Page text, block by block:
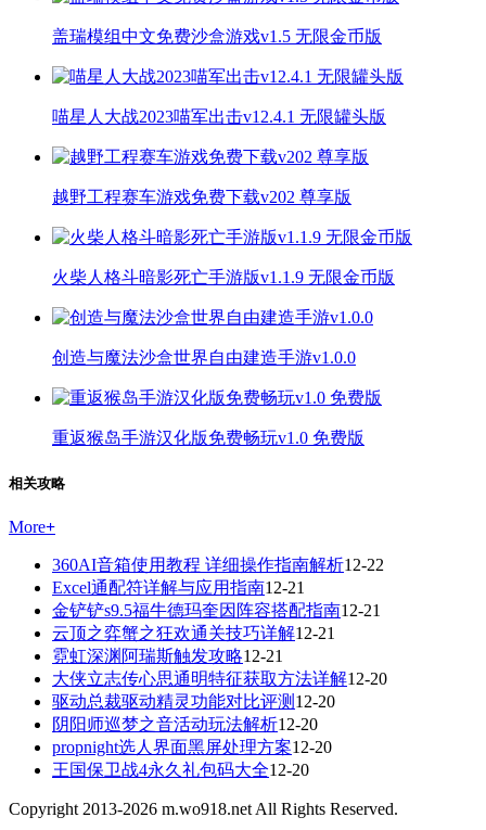
盖瑞模组中文免费沙盒游戏v1.5 无限金币版
喵星人大战2023喵军出击v12.4.1 无限罐头版
越野工程赛车游戏免费下载v202 尊享版
火柴人格斗暗影死亡手游版v1.1.9 无限金币版
创造与魔法沙盒世界自由建造手游v1.0.0
重返猴岛手游汉化版免费畅玩v1.0 免费版
相关攻略
More+
360AI音箱使用教程 详细操作指南解析12-22
Excel通配符详解与应用指南12-21
金铲铲s9.5福牛德玛奎因阵容搭配指南12-21
云顶之弈蟹之狂欢通关技巧详解12-21
霓虹深渊阿瑞斯触发攻略12-21
大侠立志传心思通明特征获取方法详解12-20
驱动总裁驱动精灵功能对比评测 12-20
阴阳师巡梦之音活动玩法解析12-20
propnight选人界面黑屏处理方案12-20
王国保卫战4永久礼包码大全12-20
Copyright 2013-2026 m.wo918.net All Rights Reserved.